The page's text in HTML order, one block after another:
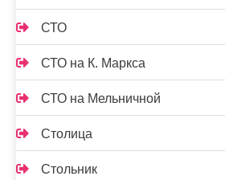
СТО
СТО на К. Маркса
СТО на Мельничной
Столица
Стольник